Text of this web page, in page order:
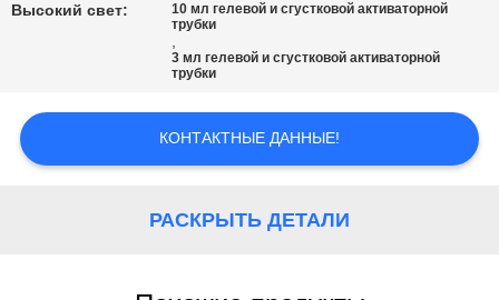
Высокий свет:
10 мл гелевой и сгустковой активаторной
трубки
,
3 мл гелевой и сгустковой активаторной
трубки
КОНТАКТНЫЕ ДАННЫЕ!
РАСКРЫТЬ ДЕТАЛИ